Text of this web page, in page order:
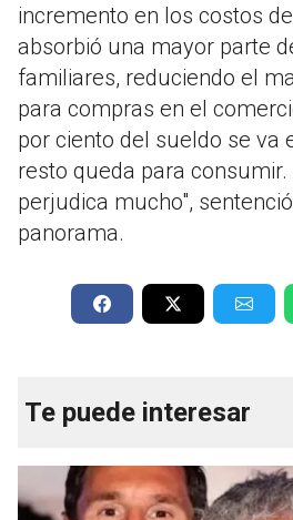
incremento en los costos
absorbió una mayor parte
familiares, reduciendo el
para compras en el
por ciento del sueldo se va
resto queda para
perjudica mucho",
panorama.
Te puede interesar